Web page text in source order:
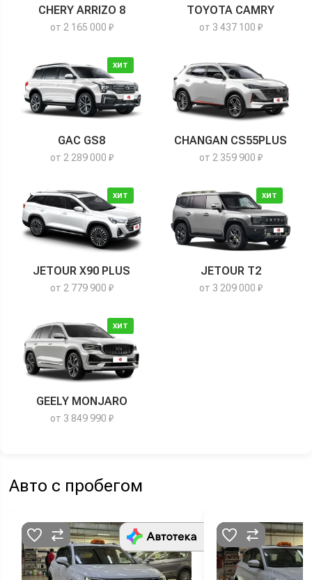
CHERY ARRIZO 8
от 2 165 000 ₽
TOYOTA CAMRY
от 3 437 100 ₽
ХИТ
GAC GS8
от 2 289 000 ₽
CHANGAN CS55PLUS
от 2 359 900 ₽
ХИТ
JETOUR X90 PLUS
от 2 779 900 ₽
ХИТ
JETOUR T2
от 3 209 000 ₽
ХИТ
GEELY MONJARO
от 3 849 990 ₽
Авто с пробегом